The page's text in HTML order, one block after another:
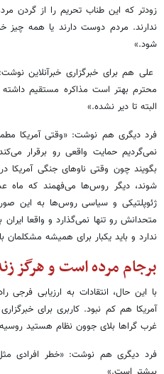
زودتر که این طناب تحریم را از گردن
ندارند. مردم دوست دارند یا همه
شود.»
علی هم برای خبرگزاری خبرآنلاین
محترم بهتر است مذاکره مستقیم
البته تا دیر نشده.»
فرد دیگری هم نوشت: «وقتی آمریکا
نمی‌گردیم حمایت واقعی رو برقرار
بگویند چون وقتی ناوهای جنگی آمریکا
شوند، دیگر روس‌ها می‌فهمند که ماه
ژئوپلتیکی و سیاسی روس‌ها به این
متحدانش رو تنها نمی‌گذارد و واقعا
ندارد و باید یکبار برای همیشه مشکلمان
برجام مرده است و هرگز
با این حال، انتقادات به ارزیابی فرجی
آمریکا هم کم نبود. کاربری برای
غرب گراها بلای جوون نظام هستید
فرد دیگری هم نوشت: «خطر افرادی